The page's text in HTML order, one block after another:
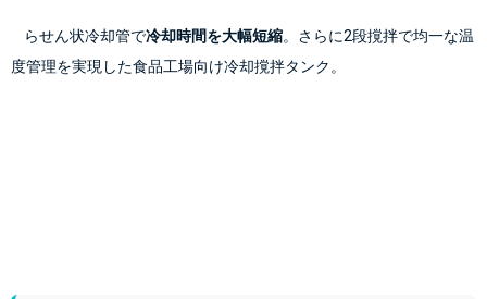
    らせん状冷却管で
冷却時間を大幅短縮。さらに2段撹拌で均一な温
度管理を実現した食品工場向け冷却撹拌タンク。